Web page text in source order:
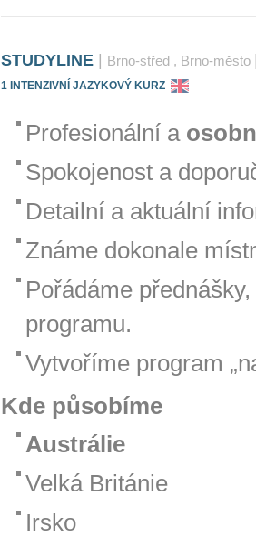
STUDYLINE Brno-střed , Brno-město
1 INTENZIVNÍ JAZYKOVÝ KURZ
Profesionální a
Spokojenost a
Detailní a aktuální
Známe dokonale
Pořádáme
programu.
Vytvoříme program
Kde působíme
Austrálie
Velká Británie
Irsko